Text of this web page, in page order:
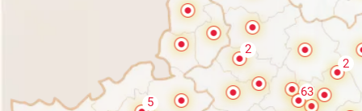
2
5
63
2